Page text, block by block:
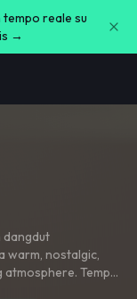
tempo reale su
→
dangdut
warm, nostalgic,
Tempo